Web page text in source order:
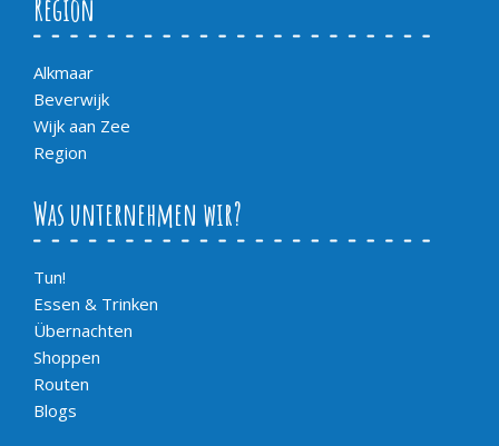
Region
Alkmaar
Beverwijk
Wijk aan Zee
Region
Was unternehmen wir?
Tun!
Essen & Trinken
Übernachten
Shoppen
Routen
Blogs